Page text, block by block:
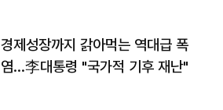
경제성장까지 갉아먹는 역대급 폭
염…李대통령 "국가적 기후 재난"